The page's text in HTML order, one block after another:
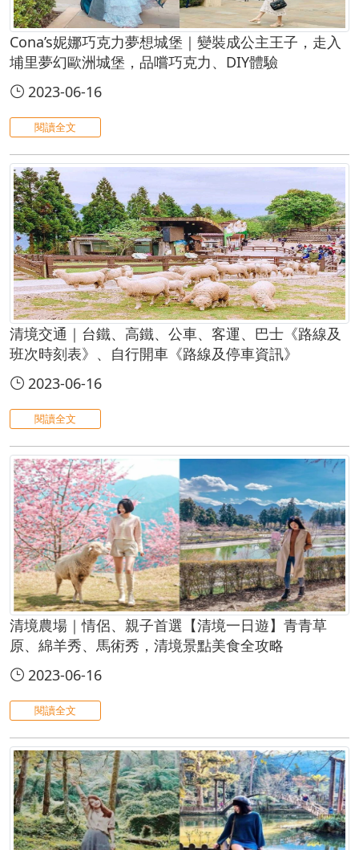
Cona’s妮娜巧克力夢想城堡｜變裝成公主王子，走入
埔里夢幻歐洲城堡，品嚐巧克力、DIY體驗
2023-06-16
閱讀全文
清境交通｜台鐵、高鐵、公車、客運、巴士《路線及
班次時刻表》、自行開車《路線及停車資訊》
2023-06-16
閱讀全文
清境農場｜情侶、親子首選【清境一日遊】青青草
原、綿羊秀、馬術秀，清境景點美食全攻略
2023-06-16
閱讀全文